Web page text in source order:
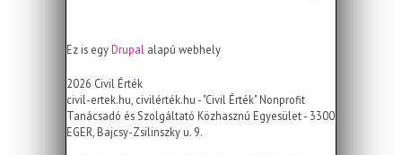
Ez is egyDrupal alapú webhely
2026 Civil Érték
civil-ertek.hu, civilérték.hu - "Civil Érték" Nonprofit
Tanácsadó és Szolgáltató Közhasznú Egyesület - 3300
EGER, Bajcsy-Zsilinszky u. 9.